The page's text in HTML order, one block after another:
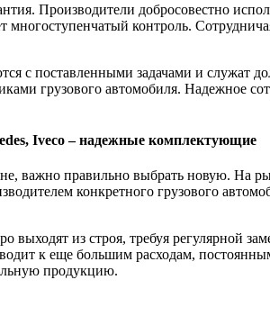
Производители добросовестно
многоступенчатый контроль.
с поставленными задачами и служат
грузового автомобиля. Надежное
Iveco – надежные комплектующие
важно правильно выбрать новую.
конкретного грузового
выходят из строя, требуя
к еще большим расходам,
продукцию.